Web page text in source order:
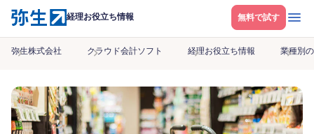
経理お役立ち情報 無料で試す メニ
弥生株式会社 クラウド会計ソフト 経理お役立ち情報 業種別